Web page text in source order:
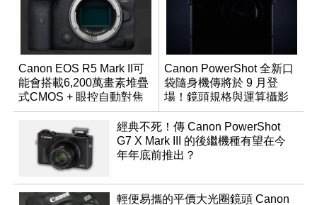
Canon EOS R5 Mark II可
能會搭載6,200萬畫素堆疊
式CMOS + 眼控自動對焦
功能？
Canon PowerShot 全新口
袋隨身機傳將於 9 月登
場！鏡頭規格與運算攝影
升級成為焦點
經典不死！傳 Canon PowerShot
G7 X Mark III 的後繼機種有望在今
年年底前推出？
輕便易攜的平價大光圈鏡頭 Canon